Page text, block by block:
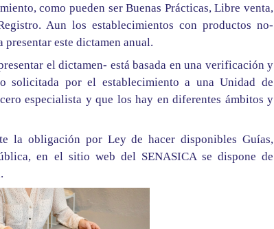
como pueden ser Buenas Prácticas, Libre venta,
Aun los establecimientos con productos no-
este dictamen anual.
el dictamen- está basada en una verificación y
solicitada por el establecimiento a una Unidad de
especialista y que los hay en diferentes ámbitos y
la obligación por Ley de hacer disponibles Guías,
en el sitio web del SENASICA se dispone de